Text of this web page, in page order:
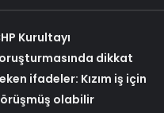
Kurultayı
dikkat
ifadeler: Kızım iş için
olabilir